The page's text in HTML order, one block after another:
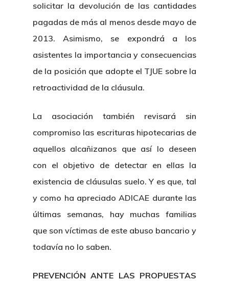
solicitar la devolución de las cantidades
pagadas de más al menos desde mayo de
2013. Asimismo, se expondrá a los
asistentes la importancia y consecuencias
de la posición que adopte el TJUE sobre la
retroactividad de la cláusula.
La asociación también revisará sin
compromiso las escrituras hipotecarias de
aquellos alcañizanos que así lo deseen
con el objetivo de detectar en ellas la
existencia de cláusulas suelo. Y es que, tal
y como ha apreciado ADICAE durante las
últimas semanas, hay muchas familias
que son víctimas de este abuso bancario y
todavía no lo saben.
PREVENCIÓN ANTE LAS PROPUESTAS